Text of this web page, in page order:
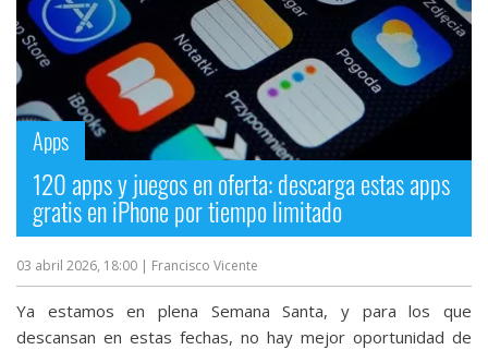
Apps
120 apps y juegos en oferta: descarga estas apps
gratis en iPhone por tiempo limitado
03 abril 2026, 18:00 | Francisco Vicente
Ya estamos en plena Semana Santa, y para los que
descansan en estas fechas, no hay mejor oportunidad de